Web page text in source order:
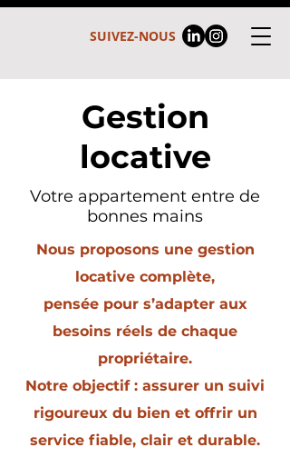
SUIVEZ-NOUS
Gestion
locative
Votre appartement entre de
bonnes mains
Nous proposons une gestion
locative complète,
pensée pour s’adapter aux
besoins réels de chaque
propriétaire.
Notre objectif : assurer un suivi
rigoureux du bien et offrir un
service fiable, clair et durable.